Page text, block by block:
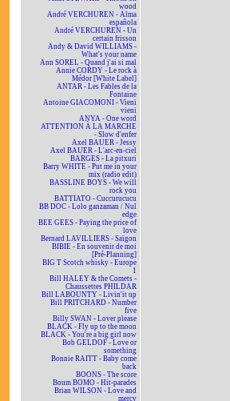
wood
André VERCHUREN - Alma
española
André VERCHUREN - Un
certain frisson
Andy & David WILLIAMS -
What's your name
Ann SOREL - Quand j'ai si mal
Annie CORDY - Le rock à
Médor [White Label]
ANTAR - Les Fables de la
Fontaine
Antoine GIACOMONI - Vieni
vieni
ANYA - One word
ATTENTION À LA MARCHE
- Slow d'enfer
Axel BAUER - Jessy
Axel BAUER - L'arc-en-ciel
BARGES - La pitxuri
Barry WHITE - Put me in your
mix (radio edit)
BASSLINE BOYS - We will
rock you
BATTIATO - Cuccurucucu
BB DOC - Lolo ganzaman / Nul
edge
BEE GEES - Paying the price of
love
Bernard LAVILLIERS - Saïgon
BIBIE - En souvenir de moi
[Pré-Planning]
BIG T Scotch whisky - Europe
1
Bill HALEY & the Comets -
Chaussettes PHILDAR
Bill LABOUNTY - Livin'it up
Bill PRITCHARD - Number
five
Billy SWAN - Lover please
BLACK - Fly up to the moon
BLACK - You're a big girl now
Bob GELDOF - Love or
something
Bonnie RAITT - Baby come
back
BOONS - The score
Boum BOMO - Hit-parades
Brian WILSON - Love and
mercy